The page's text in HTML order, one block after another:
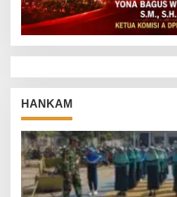
HANKAM